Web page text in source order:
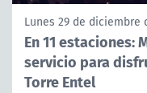
Lunes 29 de diciembre
En 11 estaciones:
servicio para
Torre Entel